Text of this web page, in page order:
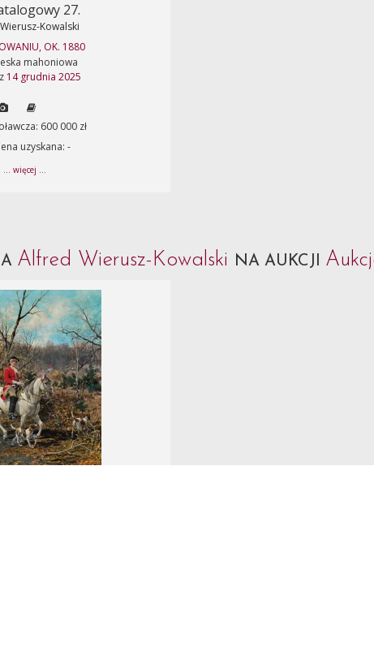
27.
Kowalski
OK. 1880
mahoniowa
14 grudnia 2025
600 000 zł
uzyskana: -
... więcej ...
Alfred Wierusz-Kowalski NA AUKCJI